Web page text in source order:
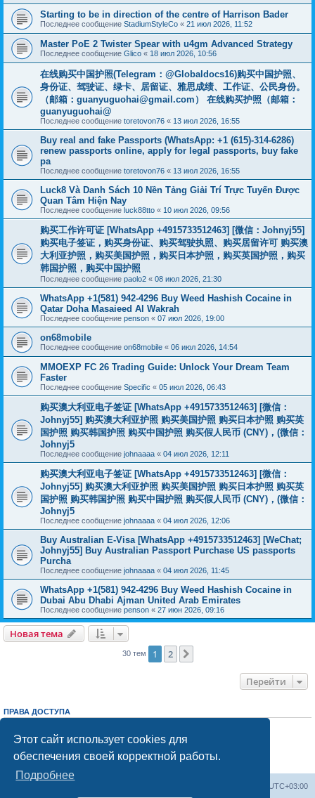
Этот сайт использует cookies для
обеспечения своей корректной работы.
Подробнее
Starting to be in direction of the centre of Harrison Bader
Последнее сообщение StadiumStyleCo « 21 июл 2026, 11:52
Master PoE 2 Twister Spear with u4gm Advanced Strategy
Последнее сообщение Glico « 18 июл 2026, 10:56
在线购买中国护照(Telegram：@Globaldocs16)购买中国护照、
身份证、驾驶证、绿卡、居留证、雅思成绩、工作证、公民身份。
（邮箱： guanyuguohai@gmail.com ） 在线购买护照（邮箱：
guanyuguohai@
Последнее сообщение toretovon76 « 13 июл 2026, 16:55
Buy real and fake Passports (WhatsApp: +1 (615)-314-6286)
renew passports online, apply for legal passports, buy fake
pa
Последнее сообщение toretovon76 « 13 июл 2026, 16:55
Luck8 Và Danh Sách 10 Nền Tảng Giải Trí Trực Tuyến Được
Quan Tâm Hiện Nay
Последнее сообщение luck88tto « 10 июл 2026, 09:56
购买工作许可证 [WhatsApp +4915733512463] [微信：Johnyj55]
购买电子签证，购买身份证、购买驾驶执照、购买居留许可 购买澳
大利亚护照，购买美国护照，购买日本护照，购买英国护照，购买
韩国护照，购买中国护照
Последнее сообщение paolo2 « 08 июл 2026, 21:30
WhatsApp +1(581) 942-4296 Buy Weed Hashish Cocaine in
Qatar Doha Masaieed Al Wakrah
Последнее сообщение penson « 07 июл 2026, 19:00
on68mobile
Последнее сообщение on68mobile « 06 июл 2026, 14:54
MMOEXP FC 26 Trading Guide: Unlock Your Dream Team
Faster
Последнее сообщение Specific « 05 июл 2026, 06:43
购买澳大利亚电子签证 [WhatsApp +4915733512463] [微信：
Johnyj55] 购买澳大利亚护照 购买美国护照 购买日本护照 购买英
国护照 购买韩国护照 购买中国护照 购买假人民币 (CNY)，(微信：
Johnyj5
Последнее сообщение johnaaaa « 04 июл 2026, 12:11
购买澳大利亚电子签证 [WhatsApp +4915733512463] [微信：
Johnyj55] 购买澳大利亚护照 购买美国护照 购买日本护照 购买英
国护照 购买韩国护照 购买中国护照 购买假人民币 (CNY)，(微信：
Johnyj5
Последнее сообщение johnaaaa « 04 июл 2026, 12:06
Buy Australian E-Visa [WhatsApp +4915733512463] [WeChat;
Johnyj55] Buy Australian Passport Purchase US passports
Purcha
Последнее сообщение johnaaaa « 04 июл 2026, 11:45
WhatsApp +1(581) 942-4296 Buy Weed Hashish Cocaine in
Dubai Abu Dhabi Ajman United Arab Emirates
Последнее сообщение penson « 27 июн 2026, 09:16
Новая тема
30 тем 1 2
Перейти
ПРАВА ДОСТУПА
Выне можетеотвечать на сообщения
Выне можетередактировать свои сообщения
Выне можетеудалять свои сообщения
добавлять вложения
UTC+03:00